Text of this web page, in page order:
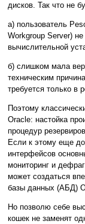
дисков. Так что не
а) пользователь
Workgroup Server)
вычислительной
б) слишком мала
техническим
требуется только в
Поэтому
Oracle: настойка
процедур
Если к этому еще
интерфейсов
мониторинг и
может создаться
базы данных (АБД)
Но позволю себе
кошек не заменят